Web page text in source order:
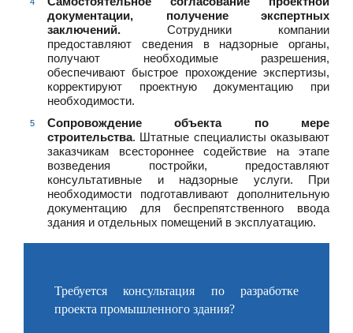
документации, получение экспертных
заключений. Сотрудники компании
предоставляют сведения в надзорные органы,
получают необходимые разрешения,
обеспечивают быстрое прохождение экспертизы,
корректируют проектную документацию при
необходимости.
Сопровождение объекта по мере
строительства. Штатные специалисты оказывают
заказчикам всестороннее содействие на этапе
возведения постройки, предоставляют
консультативные и надзорные услуги. При
необходимости подготавливают дополнительную
документацию для беспрепятственного ввода
здания и отдельных помещений в эксплуатацию.
Требуется консультация по разработке
проекта промышленного здания?